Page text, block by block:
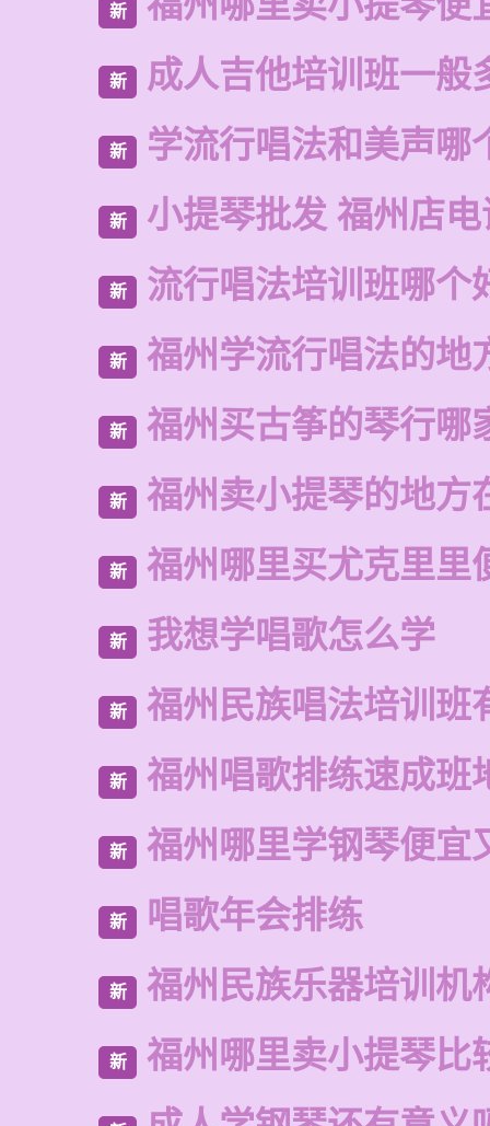
新
新 成人吉他培训班一般
新 学流行唱法和美声哪
新 小提琴批发 福州店
新 流行唱法培训班哪个
新 福州学流行唱法的地
新 福州买古筝的琴行哪
新 福州卖小提琴的地方
新 福州哪里买尤克里里
新 我想学唱歌怎么学
新 福州民族唱法培训班
新 福州唱歌排练速成班
新 福州哪里学钢琴便宜
新 唱歌年会排练
新 福州民族乐器培训机
新 福州哪里卖小提琴比